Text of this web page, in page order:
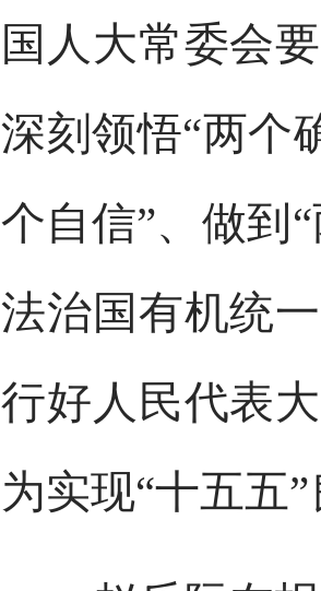
国人大常委会
深刻领悟“两个
个自信”、做到
法治国有机统
行好人民代表
为实现“十五五